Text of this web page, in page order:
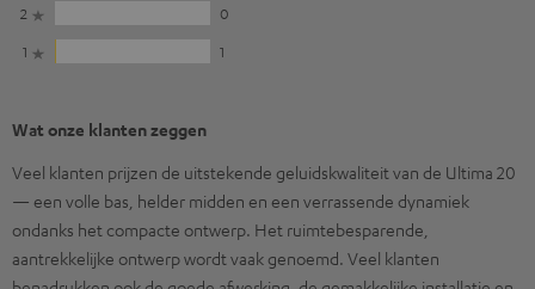
2
0
1
1
Wat onze klanten zeggen
Veel klanten prijzen de uitstekende geluidskwaliteit van de Ultima 20
— een volle bas, helder midden en een verrassende dynamiek
ondanks het compacte ontwerp. Het ruimtebesparende,
aantrekkelijke ontwerp wordt vaak genoemd. Veel klanten